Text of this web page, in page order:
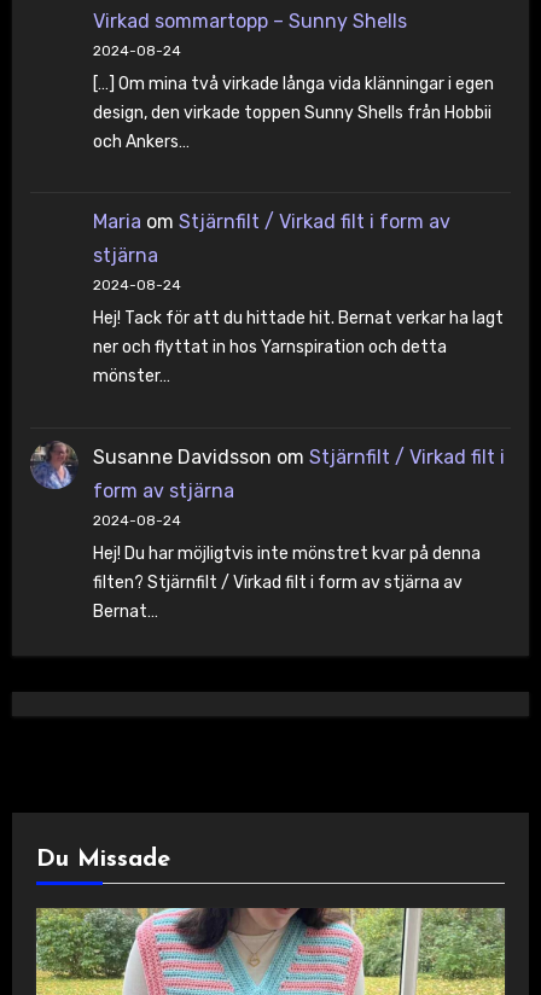
Virkad sommartopp – Sunny Shells
2024-08-24
[…] Om mina två virkade långa vida klänningar i egen
design, den virkade toppen Sunny Shells från Hobbii
och Ankers…
Maria om Stjärnfilt / Virkad filt i form av
stjärna
2024-08-24
Hej! Tack för att du hittade hit. Bernat verkar ha lagt
ner och flyttat in hos Yarnspiration och detta
mönster…
Susanne Davidsson om Stjärnfilt / Virkad filt i
form av stjärna
2024-08-24
Hej! Du har möjligtvis inte mönstret kvar på denna
filten? Stjärnfilt / Virkad filt i form av stjärna av
Bernat…
Du Missade